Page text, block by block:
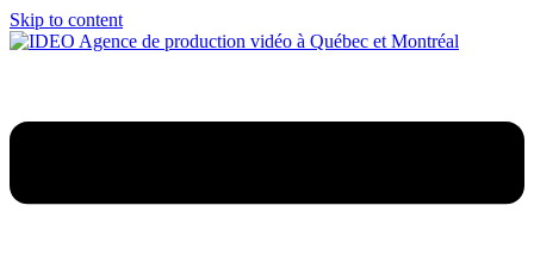
Skip to content